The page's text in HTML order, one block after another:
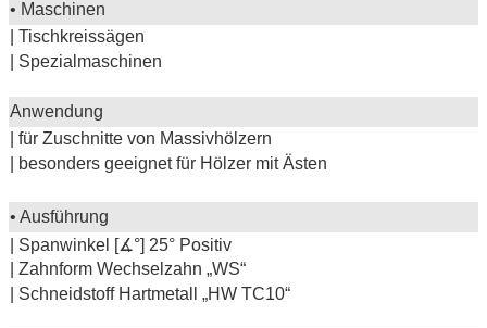
• Maschinen
| Tischkreissägen
| Spezialmaschinen
Anwendung
| für Zuschnitte von Massivhölzern
| besonders geeignet für Hölzer mit Ästen
• Ausführung
| Spanwinkel [∡°] 25° Positiv
| Zahnform Wechselzahn „WS“
| Schneidstoff Hartmetall „HW TC10“